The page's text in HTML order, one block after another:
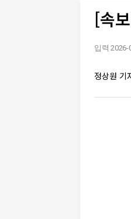
[속
입력 2026-
정상원 기